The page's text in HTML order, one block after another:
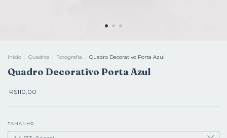
Início . Quadros . Fotografia . Quadro Decorativo Porta Azul
Quadro Decorativo Porta Azul
R$110,00
TAMANHO